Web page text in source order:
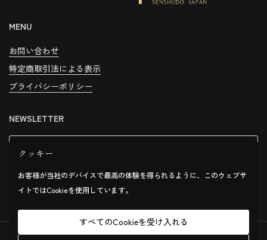
MENU
お問い合わせ
特定商取引法による表示
プライバシーポリシー
NEWSLETTER
クッキー
お客様が当社のデバイスで最高の体験を得られるように、このウェブサ
イトではCookieを使用しています。
すべてのCookieを受け入れる